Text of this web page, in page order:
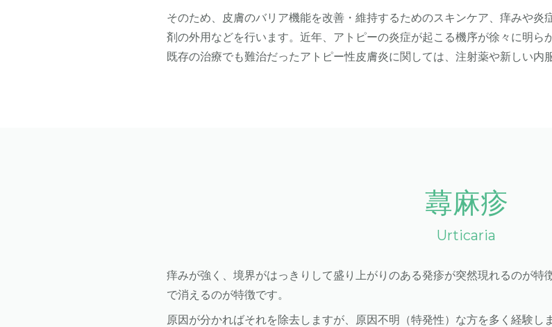
そのため、皮膚のバリア機能を改善・維持するためのスキンケア、痒みや炎
剤の外用などを行います。近年、アトピーの炎症が起こる機序が徐々に明ら
既存の治療でも難治だったアトピー性皮膚炎に関しては、注射薬や新しい内
蕁麻疹
urticaria
痒みが強く、境界がはっきりして盛り上がりのある発疹が突然現れるのが特
で消えるのが特徴です。
原因が分かればそれを除去しますが、原因不明（特発性）な方を多く経験し